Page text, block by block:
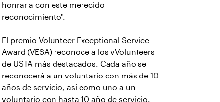
honrarla con este merecido
reconocimiento".
El premio Volunteer Exceptional Service
Award (VESA) reconoce a los vVolunteers
de USTA más destacados. Cada año se
reconocerá a un voluntario con más de 10
años de servicio, así como uno a un
voluntario con hasta 10 año de servicio.